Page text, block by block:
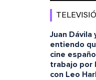
Juan Dávila
entiendo
cine
trabajo por
con Leo